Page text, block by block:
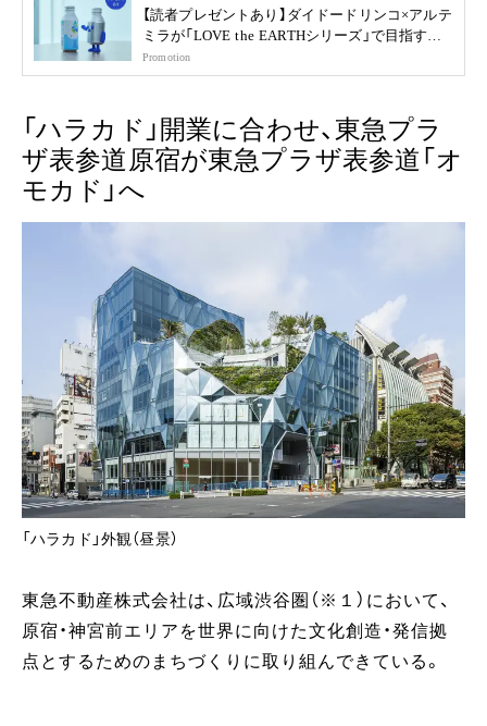
【読者プレゼントあり】ダイドードリンコ×アルテ
ミラが「LOVE the EARTHシリーズ」で目指す未
来
Promotion
「ハラカド」開業に合わせ、東急プラ
ザ表参道原宿が東急プラザ表参道「オ
モカド」へ
「ハラカド」外観（昼景）
東急不動産株式会社は、広域渋谷圏（※１）において、
原宿・神宮前エリアを世界に向けた文化創造・発信拠
点とするためのまちづくりに取り組んできている。